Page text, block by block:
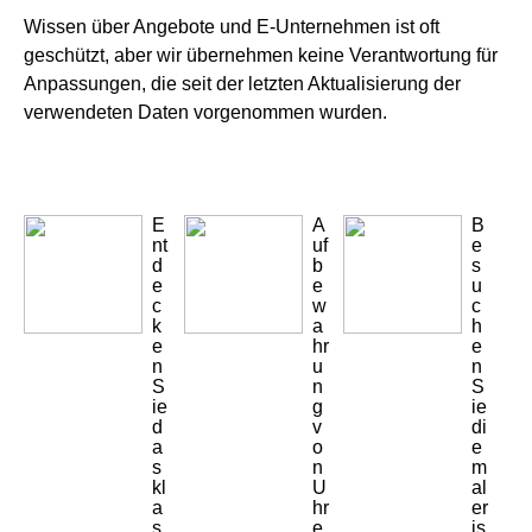
Wissen über Angebote und E-Unternehmen ist oft
geschützt, aber wir übernehmen keine Verantwortung für
Anpassungen, die seit der letzten Aktualisierung der
verwendeten Daten vorgenommen wurden.
E
nt
d
e
c
k
e
n
S
ie
d
a
s
kl
a
A
uf
b
e
w
a
hr
u
n
g
v
o
n
U
hr
B
e
s
u
c
h
e
n
S
ie
di
e
m
al
er